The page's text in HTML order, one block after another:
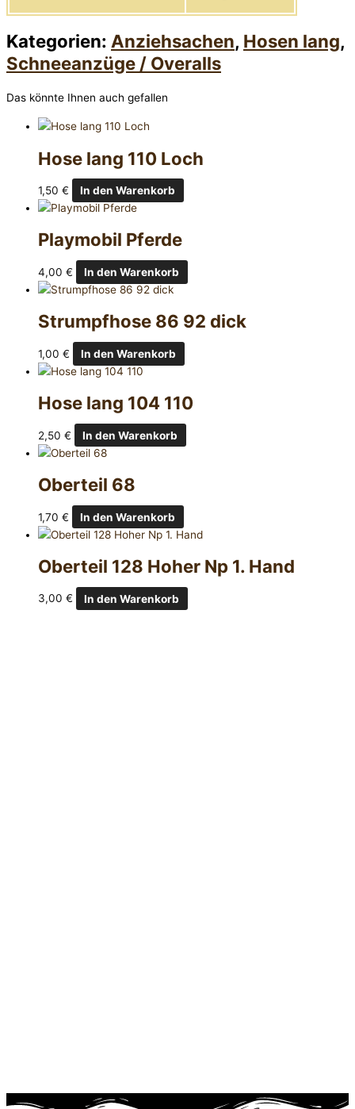
Kategorien: Anziehsachen, Hosen lang,
Schneeanzüge / Overalls
Das könnte Ihnen auch gefallen
Hose lang 110 Loch
1,50 € In den Warenkorb
Playmobil Pferde
4,00 € In den Warenkorb
Strumpfhose 86 92 dick
1,00 € In den Warenkorb
Hose lang 104 110
2,50 € In den Warenkorb
Oberteil 68
1,70 € In den Warenkorb
Oberteil 128 Hoher Np 1. Hand
3,00 € In den Warenkorb